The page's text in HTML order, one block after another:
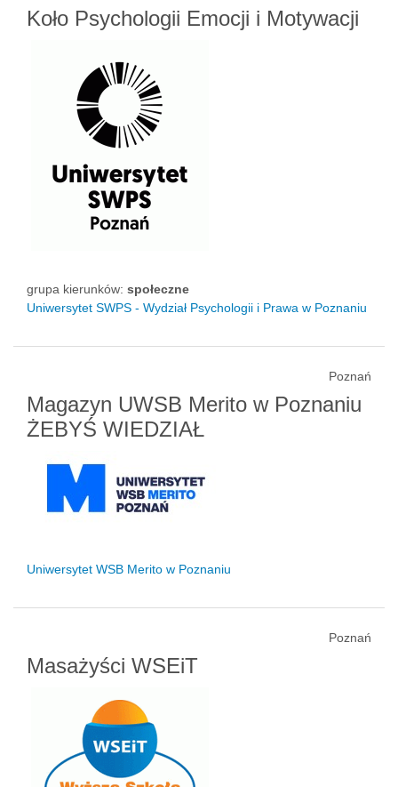
Koło Psychologii Emocji i Motywacji
grupa kierunków: społeczne
Uniwersytet SWPS - Wydział Psychologii i Prawa w Poznaniu
Poznań
Magazyn UWSB Merito w Poznaniu
ŻEBYŚ WIEDZIAŁ
Uniwersytet WSB Merito w Poznaniu
Poznań
Masażyści WSEiT